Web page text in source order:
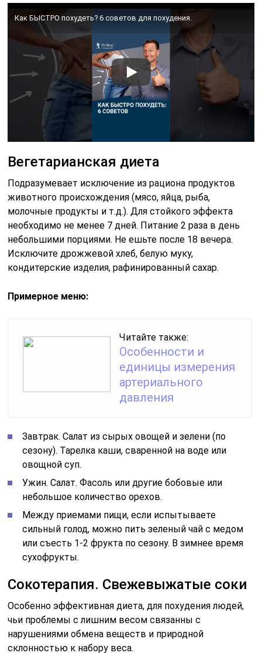
Как БЫСТРО похудеть? 6 советов для похудения.
Вегетарианская диета
Подразумевает исключение из рациона продуктов
животного происхождения (мясо, яйца, рыба,
молочные продукты и т.д.). Для стойкого эффекта
необходимо не менее 7 дней. Питание 2 раза в день
небольшими порциями. Не ешьте после 18 вечера.
Исключите дрожжевой хлеб, белую муку,
кондитерские изделия, рафинированный сахар.
Примерное меню:
Читайте также:
Особенности и
единицы измерения
артериального
давления
Завтрак. Салат из сырых овощей и зелени (по
сезону). Тарелка каши, сваренной на воде или
овощной суп.
Ужин. Салат. Фасоль или другие бобовые или
небольшое количество орехов.
Между приемами пищи, если испытываете
сильный голод, можно пить зеленый чай с медом
или съесть 1-2 фрукта по сезону. В зимнее время
сухофрукты.
Сокотерапия. Свежевыжатые соки
Особенно эффективная диета, для похудения людей,
чьи проблемы с лишним весом связанны с
нарушениями обмена веществ и природной
склонностью к набору веса.